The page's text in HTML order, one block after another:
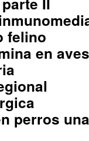
felino
en
perros